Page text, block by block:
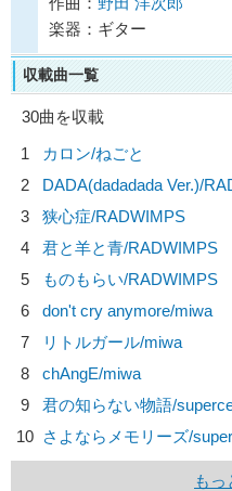
楽器：ギター
収載曲一覧
30曲を収載
1
カロン/ねごと
2
DADA(dadadada Ver.)/
3
狭心症/RADWIMPS
4
君と羊と青/RADWIMPS
5
ものもらい/RADWIMPS
6
don't cry anymore/miwa
7
リトルガール/miwa
8
chAngE/miwa
9
君の知らない物語/
10 さよならメモリーズ/
もっ